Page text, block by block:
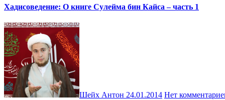
Хадисоведение: О книге Сулейма бин Кайса – часть 1
Шейх Антон 24.01.2014 Нет